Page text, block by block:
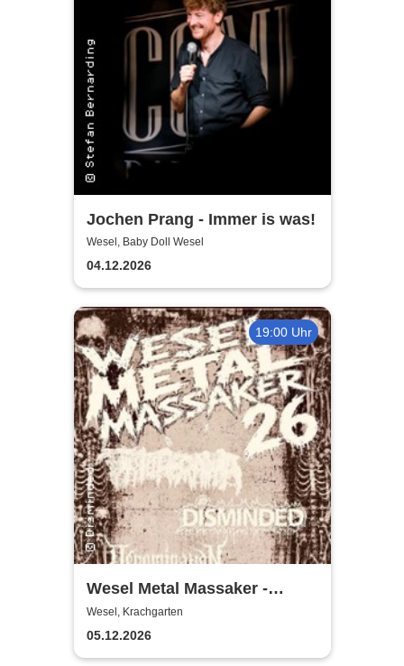
Jochen Prang - Immer is was!
Wesel, Baby Doll Wesel
04.12.2026
19:00 Uhr
Wesel Metal Massaker -
Krachgarten
Wesel, Krachgarten
05.12.2026